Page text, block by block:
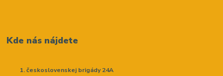
Kde nás nájdete
československej brigády 24A